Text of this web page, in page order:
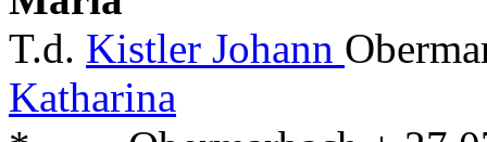
T.d. Kistler Johann
Katharina